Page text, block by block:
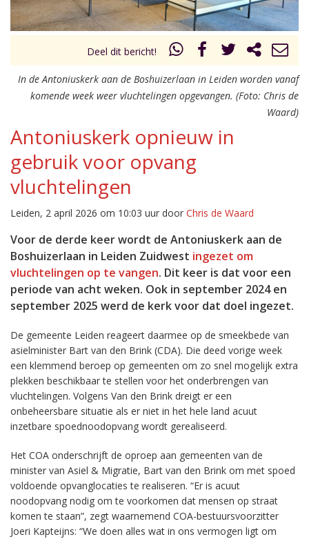
Deel dit bericht!
In de Antoniuskerk aan de Boshuizerlaan in Leiden worden vanaf
komende week weer vluchtelingen opgevangen. (Foto: Chris de
Waard)
Antoniuskerk opnieuw in
gebruik voor opvang
vluchtelingen
Leiden, 2 april 2026 om 10:03 uur door Chris de Waard
Voor de derde keer wordt de Antoniuskerk aan de
Boshuizerlaan in Leiden Zuidwest ingezet om
vluchtelingen op te vangen. Dit keer is dat voor een
periode van acht weken. Ook in september 2024 en
september 2025 werd de kerk voor dat doel ingezet.
De gemeente Leiden reageert daarmee op de smeekbede van
asielminister Bart van den Brink (CDA). Die deed vorige week
een klemmend beroep op gemeenten om zo snel mogelijk extra
plekken beschikbaar te stellen voor het onderbrengen van
vluchtelingen. Volgens Van den Brink dreigt er een
onbeheersbare situatie als er niet in het hele land acuut
inzetbare spoednoodopvang wordt gerealiseerd.
Het COA onderschrijft de oproep aan gemeenten van de
minister van Asiel & Migratie, Bart van den Brink om met spoed
voldoende opvanglocaties te realiseren. “Er is acuut
noodopvang nodig om te voorkomen dat mensen op straat
komen te staan”, zegt waarnemend COA-bestuursvoorzitter
Joeri Kapteijns: “We doen alles wat in ons vermogen ligt om